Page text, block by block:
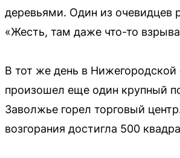
деревьями. Один из очевидцев
«Жесть, там даже что-то
В тот же день в Нижегородской
произошел еще один крупный
Заволжье горел торговый
возгорания достигла 500